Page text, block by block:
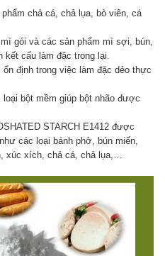
chả cá, chả lụa, bò viên, cá
gói và các sản phẩm mì sợi, bún,
cấu làm đặc trong lại.
định trong việc làm đặc dẻo thực
bột mềm giúp bột nhão được
STARCH E1412 được
các loại bánh phở, bún miến,
xúc xích, chả cá, chả lụa,…